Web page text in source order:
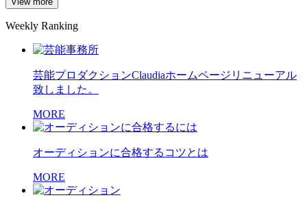
Weekly Ranking
芸能プロダクションClaudiaホームページリニューアル
致しました。
MORE
オーディションに合格するコツとは
MORE